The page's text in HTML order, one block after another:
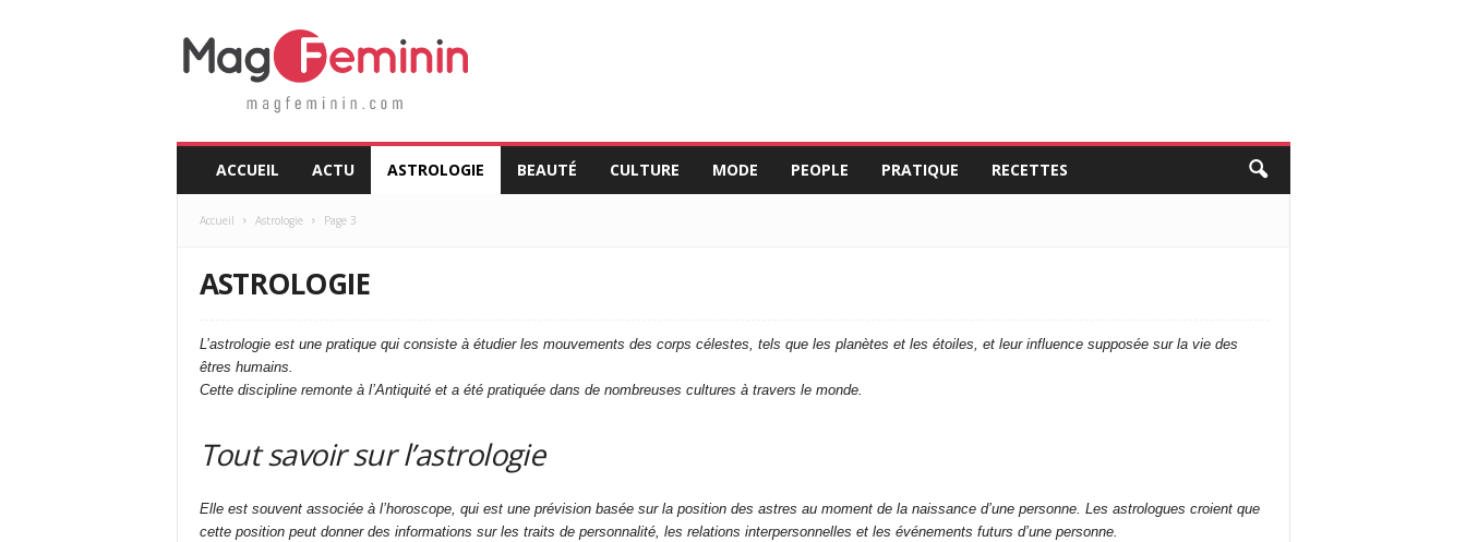
ACCUEIL ACTU ASTROLOGIE BEAUTÉ CULTURE MODE PEOPLE PRATIQUE RECETTES
Accueil Astrologie Page 3
ASTROLOGIE
L’astrologie est une pratique qui consiste à étudier les mouvements des corps célestes, tels que les planètes et les étoiles, et leur influence supposée sur la vie des
êtres humains.
Cette discipline remonte à l’Antiquité et a été pratiquée dans de nombreuses cultures à travers le monde.
Tout savoir sur l’astrologie
Elle est souvent associée à l’horoscope, qui est une prévision basée sur la position des astres au moment de la naissance d’une personne. Les astrologues croient que
cette position peut donner des informations sur les traits de personnalité, les relations interpersonnelles et les événements futurs d’une personne.